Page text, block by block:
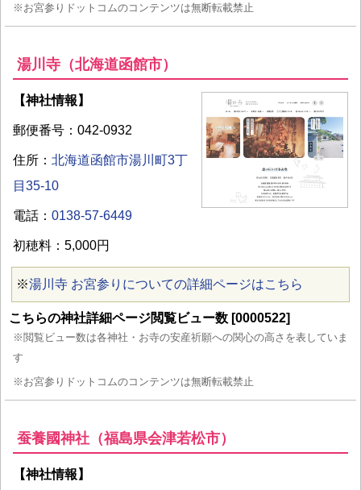
※お宮参りドットコムのコンテンツは無断転載禁止
湯川寺（北海道函館市）
【神社情報】
郵便番号：042-0932
住所： 北海道函館市湯川町3丁
目35-10
電話： 0138-57-6449
初穂料：5,000円
※湯川寺 お宮参りについての詳細ページはこちら
こちらの神社詳細ページ閲覧ビュー数 [0000522]
※閲覧ビュー数は各神社・お寺の安産祈願への関心の高さを表していま
す
※お宮参りドットコムのコンテンツは無断転載禁止
蚕養國神社（福島県会津若松市）
【神社情報】